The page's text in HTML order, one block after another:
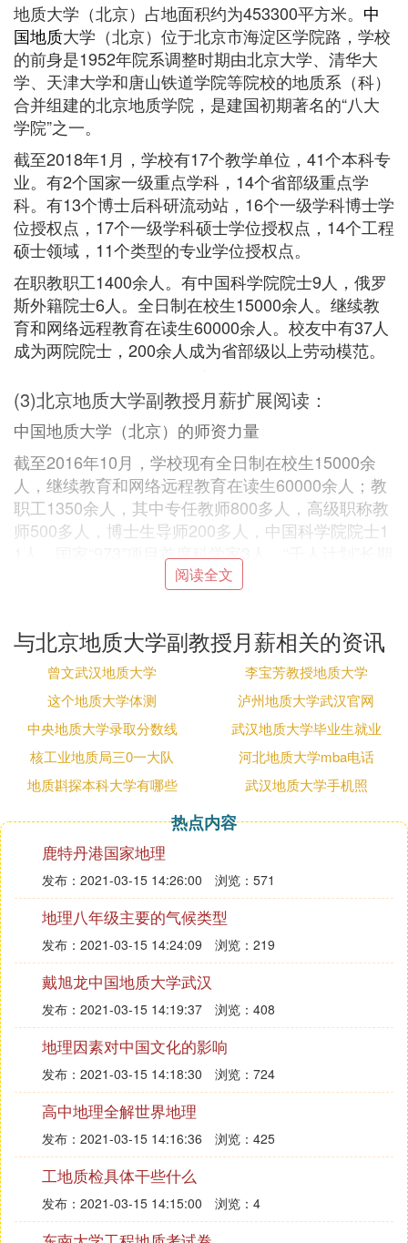
地质大学（北京）占地面积约为453300平方米。 中
国地质大学（北京）位于北京市海淀区学院路，学校
的前身是1952年院系调整时期由北京大学、清华大
学、天津大学和唐山铁道学院等院校的地质系（科）
合并组建的北京地质学院，是建国初期著名的“八大
学院”之一。
截至2018年1月，学校有17个教学单位，41个本科专
业。有2个国家一级重点学科，14个省部级重点学
科。有13个博士后科研流动站，16个一级学科博士学
位授权点，17个一级学科硕士学位授权点，14个工程
硕士领域，11个类型的专业学位授权点。
在职教职工1400余人。有中国科学院院士9人，俄罗
斯外籍院士6人。全日制在校生15000余人。继续教
育和网络远程教育在读生60000余人。校友中有37人
成为两院院士，200余人成为省部级以上劳动模范。
(3)北京地质大学副教授月薪扩展阅读：
中国地质大学（北京）的师资力量
截至2016年10月，学校现有全日制在校生15000余
人，继续教育和网络远程教育在读生60000余人；教
职工1350余人，其中专任教师800多人，高级职称教
师500多人，博士生导师200多人，中国科学院院士1
1人，国家“973”项目首席科学家3人，“千人计划”长期
项目4人，“千人计划”青年项目1人，“万人计划”“创新
人才推进计划”中青年科技创新领军人才1人，“万人计
“长江学者奖励计划”特聘教授和讲座教授5人，“长江
学者奖励计划”青年学者项目1人，入选国家百千万人
才工程6人，“国家杰出青年基金”获得者9人，“国家优
秀青年科学基金”获得者5人。教育部新世纪人才支持
计划24人，北京市科技新星计划5人。我校现有专任
教师中3人获"何梁何利科技进步奖"，6人获李四光地
质科学奖。
5人获黄汲清青年地质科学技术奖，32人获"中国地质
学会青年地质科技奖"（其中金锤奖7人，银锤奖25
人）；全国优秀教师2人，国家级教学名师1人，北京
市优秀教师13人，北京市教学名师16人；此外，150
多位国内外著名学者被学校聘为特聘教授或兼职教
授。
㈣ 中国地质大学北京导师怎么样
那就看报什么专业了，如果是不交冷门，就不用联系
导师了，只要分够就行。
㈤ 中国地质大学老师待遇怎么样
中国地质大学相关信息,
可尝试询问学校办公室、人事处。
奔跑吧，兄弟。
祝你好运。
㈥ 中国地质大学 特聘副教授 有编制吗
阅读全文
与北京地质大学副教授月薪相关的资讯
曾文武汉地质大学
李宝芳教授地质大学
这个地质大学体测
泸州地质大学武汉官网
中央地质大学录取分数线
武汉地质大学毕业生就业
核工业地质局三0一大队
河北地质大学mba电话
地质斟探本科大学有哪些
武汉地质大学手机照
热点内容
鹿特丹港国家地理
发布：2021-03-15 14:26:00 浏览：571
地理八年级主要的气候类型
发布：2021-03-15 14:24:09 浏览：219
戴旭龙中国地质大学武汉
发布：2021-03-15 14:19:37 浏览：408
地理因素对中国文化的影响
发布：2021-03-15 14:18:30 浏览：724
高中地理全解世界地理
发布：2021-03-15 14:16:36 浏览：425
工地质检具体干些什么
发布：2021-03-15 14:15:00 浏览：4